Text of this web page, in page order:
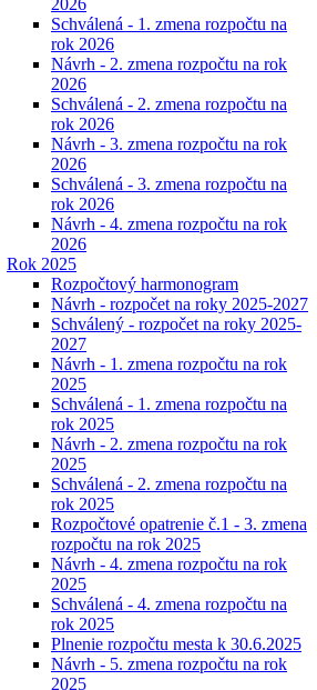
2026
Schválená - 1. zmena rozpočtu na
rok 2026
Návrh - 2. zmena rozpočtu na rok
2026
Schválená - 2. zmena rozpočtu na
rok 2026
Návrh - 3. zmena rozpočtu na rok
2026
Schválená - 3. zmena rozpočtu na
rok 2026
Návrh - 4. zmena rozpočtu na rok
2026
Rok 2025
Rozpočtový harmonogram
Návrh - rozpočet na roky 2025-2027
Schválený - rozpočet na roky 2025-
2027
Návrh - 1. zmena rozpočtu na rok
2025
Schválená - 1. zmena rozpočtu na
rok 2025
Návrh - 2. zmena rozpočtu na rok
2025
Schválená - 2. zmena rozpočtu na
rok 2025
Rozpočtové opatrenie č.1 - 3. zmena
rozpočtu na rok 2025
Návrh - 4. zmena rozpočtu na rok
2025
Schválená - 4. zmena rozpočtu na
rok 2025
Plnenie rozpočtu mesta k 30.6.2025
Návrh - 5. zmena rozpočtu na rok
2025